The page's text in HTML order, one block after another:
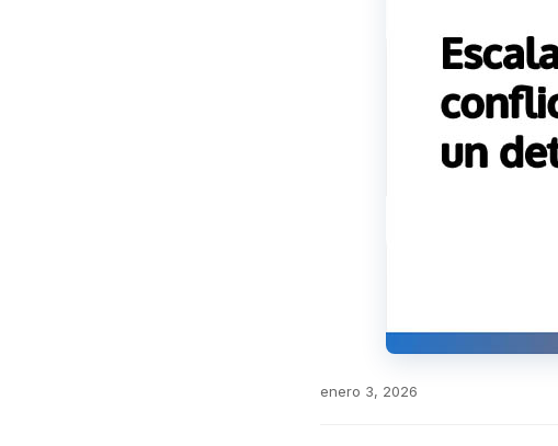
enero 3, 2026